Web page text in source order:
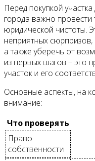
Перед покупкой
города важно
юридической чистоты.
неприятных
а также уберечь от
из первых шагов – это
участок и его
Основные аспекты, на
внимание:
Что проверять
Право
собственности